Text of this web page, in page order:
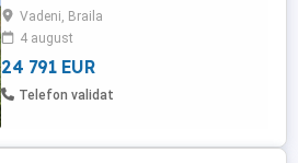
canalizare) langa el. Langa sat, str.
Lacramioarelor, intrarea dinspre soseaua
nationala Braila-Galati. Pentru a vizualiza nr
de telefon, dati click pe suna si numarul
se va afisa pe tastatura telefonului. Pers
Vadeni, Braila
4 august
24 791 EUR
Telefon validat